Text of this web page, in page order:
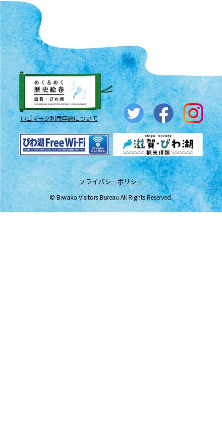
ロゴマーク利用申請について
プライバシーポリシー
© Biwako Visitors Bureau All Rights Reserved.